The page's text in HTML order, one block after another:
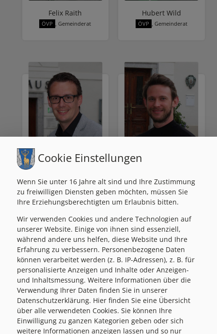
Felix Raith
ÖVP , Gemeinderat
Hubert Wild
ÖVP , Gemeinderat
Leitender Bediensteter
(Amtsleitung, Bürgerservice,
Standesamt)
Leitende/r Bedienstete/r
(Infrastruktur)
Schinnerl Claudia Pieber Dagmar
Cookie Einstellungen
Wenn Sie unter 16 Jahre alt sind und Ihre Zustimmung
zu freiwilligen Diensten geben möchten, müssen Sie
Ihre Erziehungsberechtigten um Erlaubnis bitten.
Wir verwenden Cookies und andere Technologien auf
unserer Website. Einige von ihnen sind essenziell,
während andere uns helfen, diese Website und Ihre
Erfahrung zu verbessern. Personenbezogene Daten
können verarbeitet werden (z. B. IP-Adressen), z. B. für
personalisierte Anzeigen und Inhalte oder Anzeigen-
und Inhaltsmessung. Weitere Informationen über die
Verwendung Ihrer Daten finden Sie in unserer
Datenschutzerklärung. Hier finden Sie eine Übersicht
über alle verwendeten Cookies. Sie können Ihre
Einwilligung zu ganzen Kategorien geben oder sich
weitere Informationen anzeigen lassen und so nur